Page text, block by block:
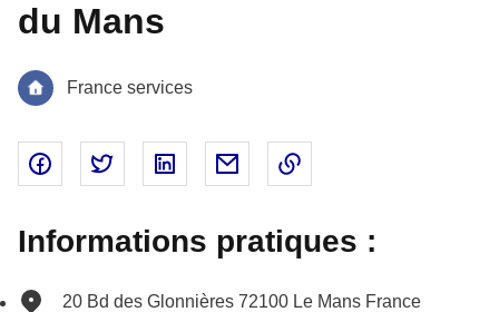
du Mans
France services
Partager sur Facebook - nouvelle fenêtre
Partager sur Twitter - nouvelle fenêtre
Partager sur Linked In - nouvelle
Partager par email - nouvelle
Informations pratiques :
20 Bd des Glonnières 72100 Le Mans France